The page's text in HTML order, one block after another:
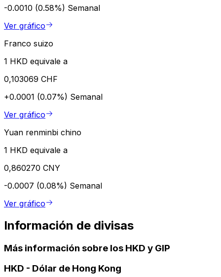
-0.0010 (0.58%) Semanal
Ver gráfico
Franco suizo
1 HKD equivale a
0,103069 CHF
+0.0001 (0.07%) Semanal
Ver gráfico
Yuan renminbi chino
1 HKD equivale a
0,860270 CNY
-0.0007 (0.08%) Semanal
Ver gráfico
Información de divisas
Más información sobre los HKD y GIP
HKD - Dólar de Hong Kong